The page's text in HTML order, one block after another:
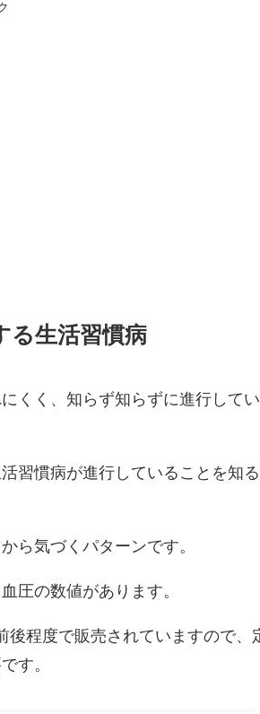
る生活習慣病
くく、知らず知らずに進行してい
習慣病が進行していることを知る
ら気づくパターンです。
圧の数値があります。
後程度で販売されていますので、
す。